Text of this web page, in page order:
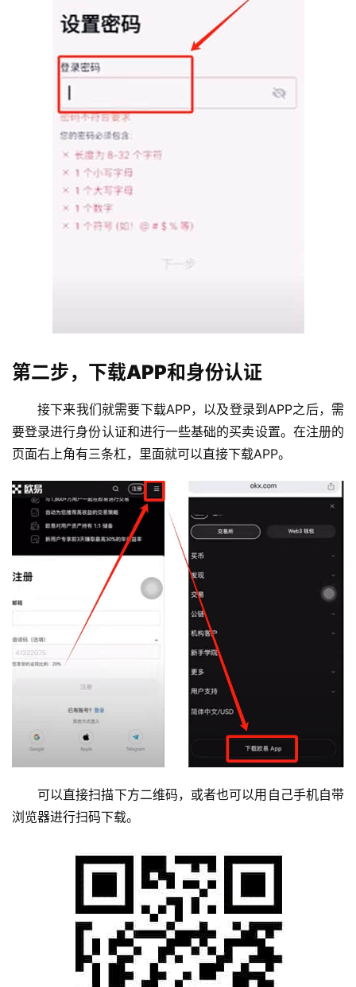
第二步，下载APP和身份认证
接下来我们就需要下载APP，以及登录到APP之后，需
要登录进行身份认证和进行一些基础的买卖设置。在注册的
页面右上角有三条杠，里面就可以直接下载APP。
可以直接扫描下方二维码，或者也可以用自己手机自带
浏览器进行扫码下载。